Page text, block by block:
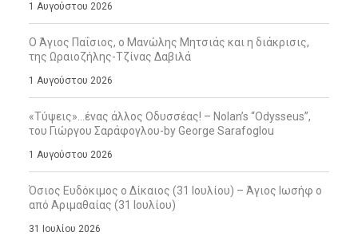
1 Αυγούστου 2026
Ο Άγιος Παΐσιος, ο Μανώλης Μητσιάς και η διάκρισις,
της Ωραιοζήλης-Τζίνας Δαβιλά
1 Αυγούστου 2026
«Τύψεις»…ένας άλλος Οδυσσέας! – Nolan’s “Odysseus”,
του Γιώργου Σαράφογλου-by George Sarafoglou
1 Αυγούστου 2026
Όσιος Ευδόκιμος ο Δίκαιος (31 Ιουλίου) – Άγιος Ιωσήφ ο
από Αριμαθαίας (31 Ιουλίου)
31 Ιουλίου 2026